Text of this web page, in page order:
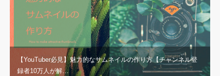
【YouTuber必見】魅力的なサムネイルの作り方【チャンネル登
録者10万人が解…